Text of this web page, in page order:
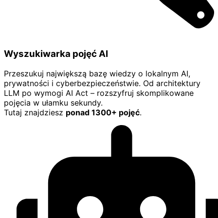
Wyszukiwarka pojęć AI
Przeszukuj największą bazę wiedzy o lokalnym AI,
prywatności i cyberbezpieczeństwie. Od architektury
LLM po wymogi AI Act – rozszyfruj skomplikowane
pojęcia w ułamku sekundy.
Tutaj znajdziesz ponad 1300+ pojęć.